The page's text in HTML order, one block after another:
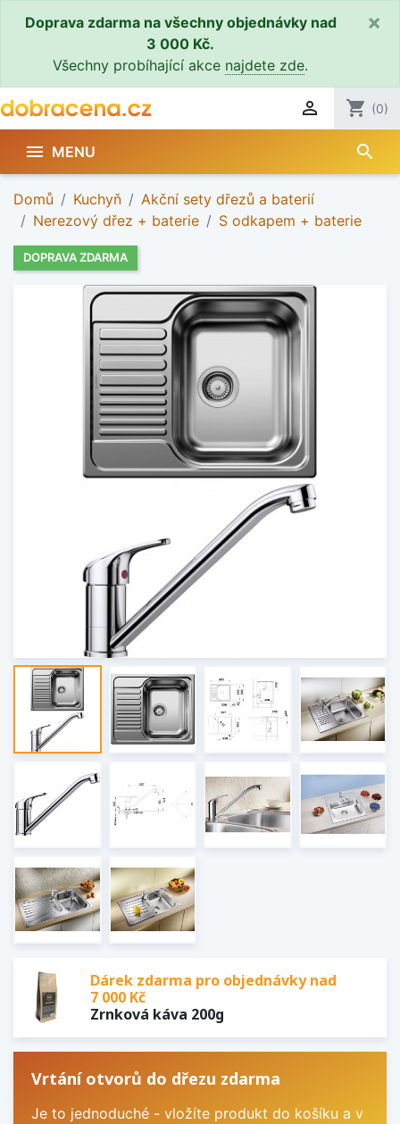
Doprava zdarma na všechny objednávky nad
3 000 Kč.
Všechny probíhající akce najdete zde.
×
 shopping_cart (0)
 MENU search
Domů Kuchyň
Akční sety dřezů a baterií
Nerezový dřez + baterie
S odkapem + baterie
DOPRAVA ZDARMA
Dárek zdarma pro objednávky nad
7 000 Kč
Zrnková káva 200g
Vrtání otvorů do dřezu zdarma
Je to jednoduché - vložíte produkt do košíku a v